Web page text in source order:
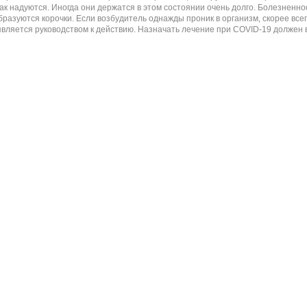
надуются. Иногда они держатся в этом состоянии очень долго.
корочки. Если возбудитель однажды проник в организм, скорее
руководством к действию. Назначать лечение при COVID-19